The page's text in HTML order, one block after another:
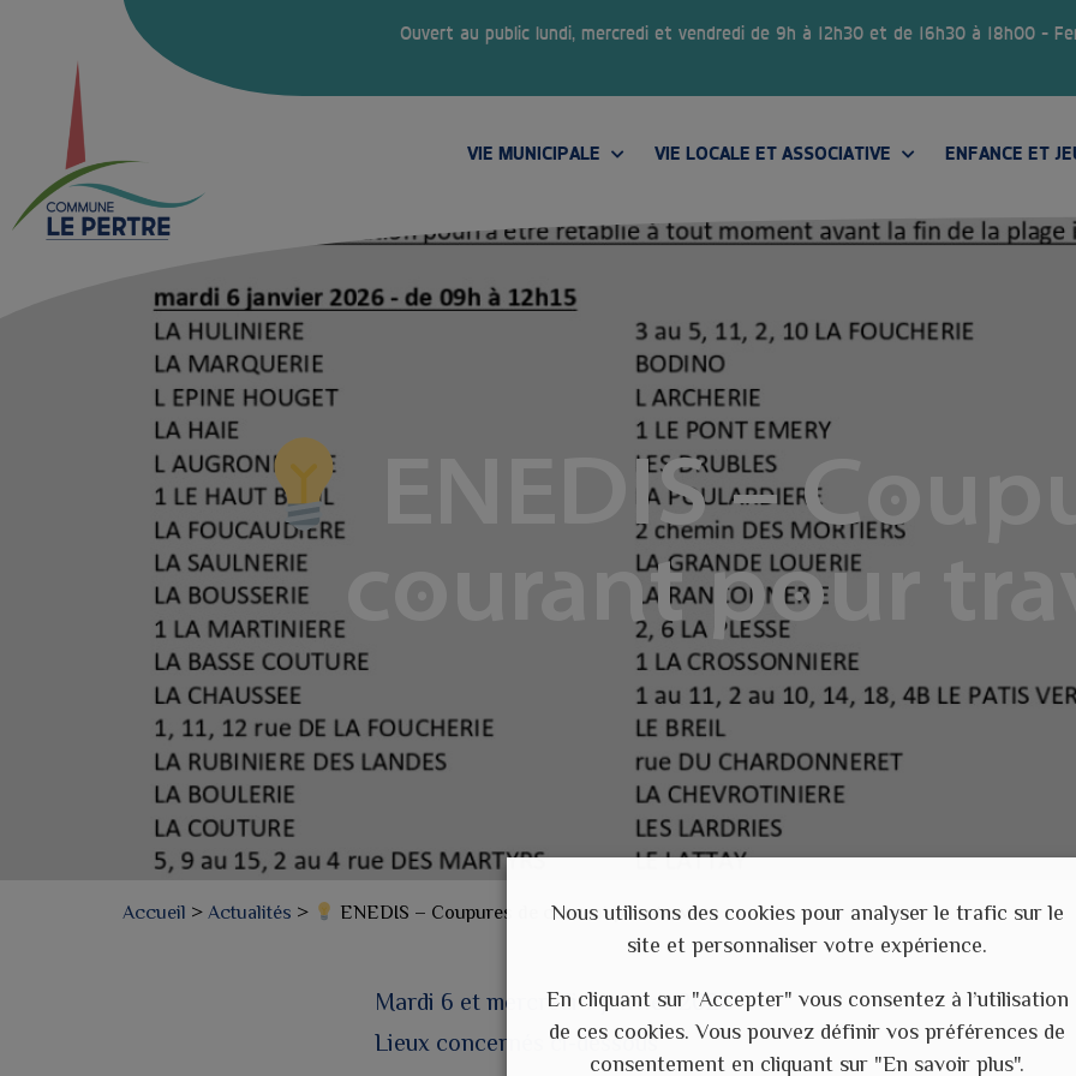
Ouvert au public lundi, mercredi et vendredi de 9h à 12h30 et de 16h30 à 18h00 –
VIE MUNICIPALE VIE LOCALE ET ASSOCIATIVE ENFANCE ET
ENEDIS –
courant pour
Accueil > Actualités > ENEDIS – Coupures de courant pour travaux
Mardi 6 et mercredi 7 janvier 2026
Lieux concernés ci-dessous
Nous utilisons des cookies pour analyser le trafic sur le
site et personnaliser votre expérience.
En cliquant sur "Accepter" vous consentez à l’utilisation
de ces cookies. Vous pouvez définir vos préférences de
consentement en cliquant sur "En savoir plus".